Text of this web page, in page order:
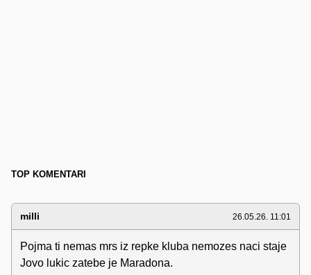
TOP KOMENTARI
milli 26.05.26. 11:01
Pojma ti nemas mrs iz repke kluba nemozes naci staje
Jovo lukic zatebe je Maradona.